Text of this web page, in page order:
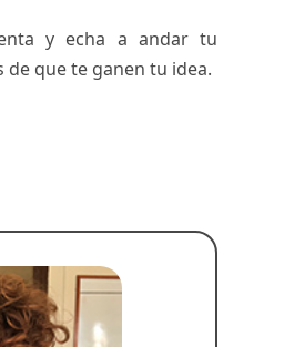
y echa a andar tu
que te ganen tu idea.